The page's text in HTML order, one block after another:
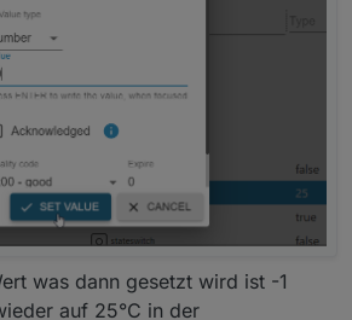
was dann gesetzt wird ist -1
auf 25°C in der